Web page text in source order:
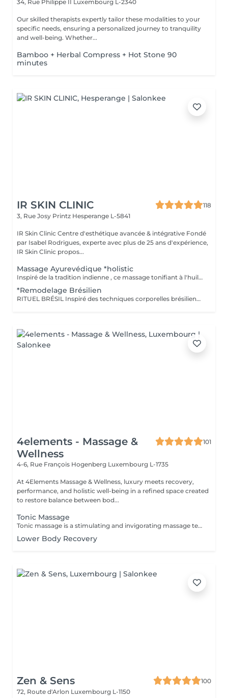
34, Rue Philippe II Luxembourg L-2340
Our skilled therapists expertly tailor these modalities to your
specific needs, ensuring a personalized journey to tranquility
and well-being. Whether...
Bamboo + Herbal Compress + Hot Stone 90
minutes
IR SKIN CLINIC
118
3, Rue Josy Printz Hesperange L-5841
IR Skin Clinic Centre d'esthétique avancée & intégrative Fondé
par Isabel Rodrigues, experte avec plus de 25 ans d'expérience,
IR Skin Clinic propos...
Massage Ayurevédique *holistic
Inspiré de la tradition indienne , ce massage tonifiant à l'huile de sésame chauffée, propose une alternance de rythmes variés énergétiques, libère les tensions et détend les muscles.
*Remodelage Brésilien
RITUEL BRÉSIL Inspiré des techniques corporelles brésiliennes, ce massage sculptant et tonifiant associe le café aux propriétés stimulantes à la méthode exclusive des 3P : Percussions Pétrissages Palper-rouler Grâce à des manuvres dynamiques et profondes, ce rituel aide à raffermir, sculpter et revitaliser la silhouette tout en stimulant la circulation et le tonus cutané. Un soin corps énergisant à l'effet fermeté et galbant.
4elements - Massage &
Wellness
101
4-6, Rue François Hogenberg Luxembourg L-1735
At 4Elements Massage & Wellness, luxury meets recovery,
performance, and holistic well-being in a refined space created
to restore balance between bod...
Tonic Massage
Tonic massage is a stimulating and invigorating massage technique designed to energize the body, improve muscle tone, and enhance circulation. It is often used to wake up the body, especially before physical activity or to fight fatigue. Key Characteristics of Tonic Massage: Fast and rhythmic movements: Includes brisk strokes like tapping, kneading, friction, and percussion. Increases blood flow: Helps oxygenate the muscles and skin. Stimulates the nervous system: Promotes alertness and vitality. Firms and tones the muscles: Often used in sports or beauty settings to improve muscle tone and skin appearance. Benefits: * Boosts energy and mental focus * Enhances muscle readiness before exercise * Reduces feelings of tiredness * Can help improve skin elasticity over time Ideal For: . Athletes before performance . People needing a boost after fatigue or sedentary periods . Those looking to tone the body and improve circulation
Lower Body Recovery
Zen & Sens
100
72, Route d'Arlon Luxembourg L-1150